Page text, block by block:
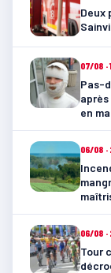
Deux
07/08 ·
Pas-
en
06/08 ·
06/08 ·
Tour